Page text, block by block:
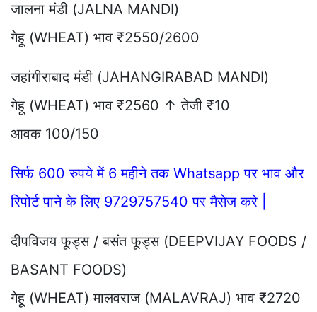
जालना मंडी (JALNA MANDI)
गेहू (WHEAT) भाव ₹2550/2600
जहांगीराबाद मंडी (JAHANGIRABAD MANDI)
गेहू (WHEAT) भाव ₹2560 ↑ तेजी ₹10
आवक 100/150
सिर्फ 600 रुपये में 6 महीने तक Whatsapp पर भाव और
रिपोर्ट पाने के लिए 9729757540 पर मैसेज करे |
दीपविजय फूड्स / बसंत फूड्स (DEEPVIJAY FOODS /
BASANT FOODS)
गेहू (WHEAT) मालवराज (MALAVRAJ) भाव ₹2720